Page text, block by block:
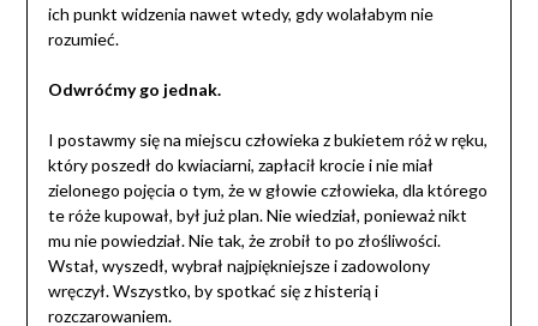
ich punkt widzenia nawet wtedy, gdy wolałabym nie
rozumieć.
Odwróćmy go jednak.
I postawmy się na miejscu człowieka z bukietem róż w ręku,
który poszedł do kwiaciarni, zapłacił krocie i nie miał
zielonego pojęcia o tym, że w głowie człowieka, dla którego
te róże kupował, był już plan. Nie wiedział, ponieważ nikt
mu nie powiedział. Nie tak, że zrobił to po złośliwości.
Wstał, wyszedł, wybrał najpiękniejsze i zadowolony
wręczył. Wszystko, by spotkać się z histerią i
rozczarowaniem.